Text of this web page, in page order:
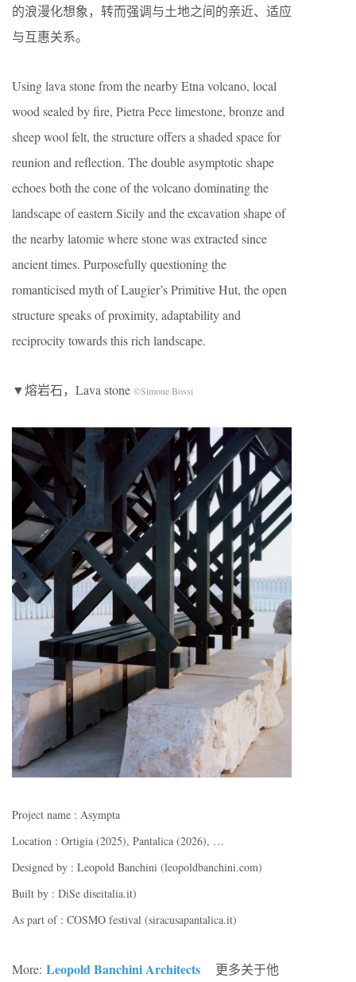
的浪漫化想象，转而强调与土地之间的亲近、适应
与互惠关系。
Using lava stone from the nearby Etna volcano, local
wood sealed by fire, Pietra Pece limestone, bronze and
sheep wool felt, the structure offers a shaded space for
reunion and reflection. The double asymptotic shape
echoes both the cone of the volcano dominating the
landscape of eastern Sicily and the excavation shape of
the nearby latomie where stone was extracted since
ancient times. Purposefully questioning the
romanticised myth of Laugier’s Primitive Hut, the open
structure speaks of proximity, adaptability and
reciprocity towards this rich landscape.
▼熔岩石，Lava stone ©Simone Bossi
Project name : Asympta
Location : Ortigia (2025), Pantalica (2026), …
Designed by : Leopold Banchini (leopoldbanchini.com)
Built by : DiSe diseitalia.it)
As part of : COSMO festival (siracusapantalica.it)
More: Leopold Banchini Architects
更多关于他